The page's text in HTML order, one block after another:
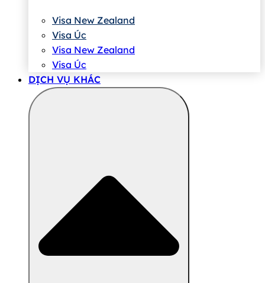
Visa New Zealand
Visa Úc
Visa New Zealand
Visa Úc
DỊCH VỤ KHÁC